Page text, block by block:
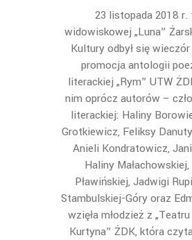
23 listopada 2018 r.
widowiskowej „Luna”
Kultury odbył się
promocja antologii
literackiej „Rym” UTW
nim oprócz autorów –
literackiej: Haliny
Grotkiewicz, Feliksy
Anieli Kondratowicz,
Haliny
Pławińskiej, Jadwigi
Stambulskiej-Góry oraz
wzięła młodzież z
Kurtyna” ŻDK, która